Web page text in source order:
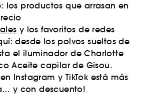
los productos que arrasan en
y los favoritos de redes
desde los polvos sueltos de
el iluminador de Charlotte
Aceite capilar de Gisou.
Instagram y TikTok está más
y con descuento!